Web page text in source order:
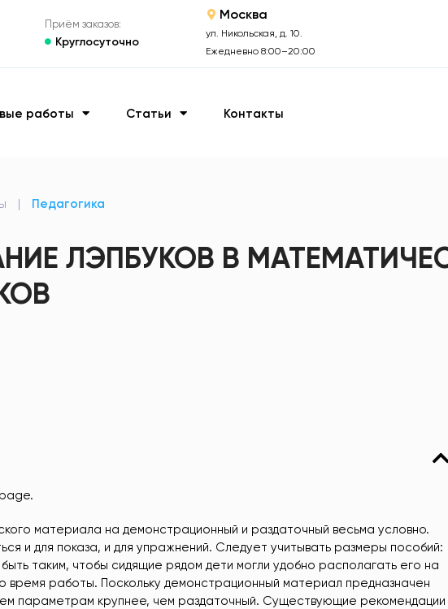
Приём заказов:
Круглосуточно
Москва
ул. Никольская, д. 10.
Ежедневно 8:00–20:00
работы Статьи Контакты
| Педагогика
ЛЭПБУКОВ В
материала на демонстрационный и раздаточный весьма условно.
и для показа, и для упражнений. Следует учитывать размеры пособий:
таким, чтобы сидящие рядом дети могли удобно располагать его на
время работы. Поскольку демонстрационный материал предназначен
параметрам крупнее, чем раздаточный. Существующие рекомендации